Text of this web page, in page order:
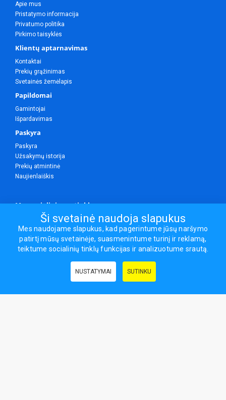
Apie mus
Pristatymo informacija
Privatumo politika
Pirkimo taisyklės
Klientų aptarnavimas
Kontaktai
Prekių grąžinimas
Svetainės žemėlapis
Papildomai
Gamintojai
Išpardavimas
Paskyra
Paskyra
Užsakymų istorija
Prekių atmintinė
Naujienlaiškis
Mes socialiniuose tinkluose
Visos teisės saugomos.
Sporto ir laisvalaikio prekės, maisto papildai - erasportas.lt © 2026
Ši svetainė naudoja slapukus
Mes naudojame slapukus, kad pagerintume jūsų naršymo
patirtį mūsų svetainėje, suasmenintume turinį ir reklamą,
teiktume socialinių tinklų funkcijas ir analizuotume srautą.
NUSTATYMAI SUTINKU